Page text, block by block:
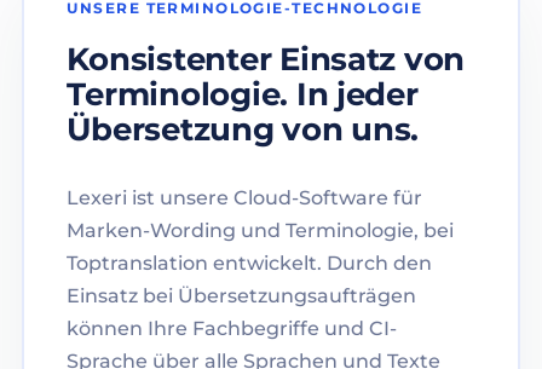
UNSERE TERMINOLOGIE-TECHNOLOGIE
Konsistenter Einsatz von
Terminologie. In jeder
Übersetzung von uns.
Lexeri ist unsere Cloud-Software für
Marken-Wording und Terminologie, bei
Toptranslation entwickelt. Durch den
Einsatz bei Übersetzungsaufträgen
können Ihre Fachbegriffe und CI-
Sprache über alle Sprachen und Texte